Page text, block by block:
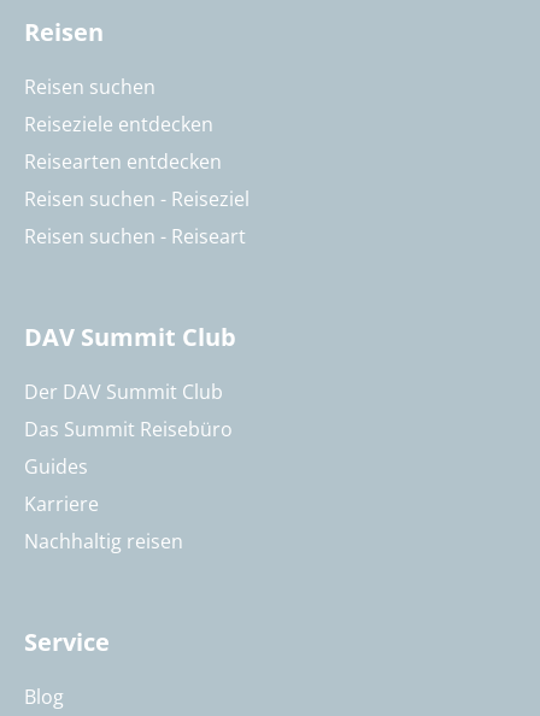
Reisen
Reisen suchen
Reiseziele entdecken
Reisearten entdecken
Reisen suchen - Reiseziel
Reisen suchen - Reiseart
DAV Summit Club
Der DAV Summit Club
Das Summit Reisebüro
Guides
Karriere
Nachhaltig reisen
Service
Blog